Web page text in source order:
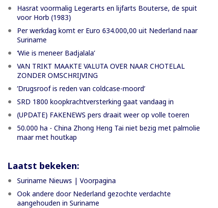
Hasrat voormalig Legerarts en lijfarts Bouterse, de spuit
voor Horb (1983)
Per werkdag komt er Euro 634.000,00 uit Nederland naar
Suriname
‘Wie is meneer Badjalala’
VAN TRIKT MAAKTE VALUTA OVER NAAR CHOTELAL
ZONDER OMSCHRIJVING
’Drugsroof is reden van coldcase-moord’
SRD 1800 koopkrachtversterking gaat vandaag in
(UPDATE) FAKENEWS pers draait weer op volle toeren
50.000 ha - China Zhong Heng Tai niet bezig met palmolie
maar met houtkap
Laatst bekeken:
Suriname Nieuws | Voorpagina
Ook andere door Nederland gezochte verdachte
aangehouden in Suriname